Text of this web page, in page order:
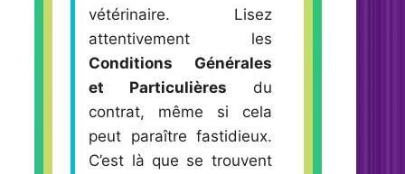
vétérinaire. Lisez
attentivement les
Conditions Générales
et Particulières du
contrat, même si cela
peut paraître fastidieux.
C’est là que se trouvent